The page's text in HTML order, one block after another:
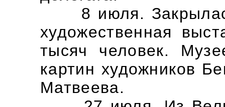
8 июля. Закрылась
художественная
тысяч человек.
картин художников
Матвеева.